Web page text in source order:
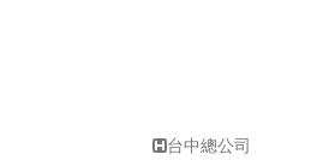
台中總公司